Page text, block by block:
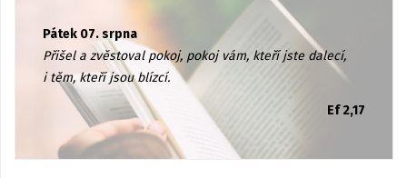
Pátek 07. srpna
Přišel a zvěstoval pokoj, pokoj vám, kteří jste dalecí,
i těm, kteří jsou blízcí.
Ef 2,17